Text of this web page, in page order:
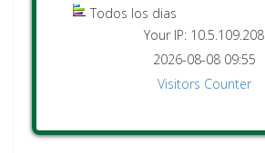
Todos los dias
Your IP: 10.5.109.208
2026-08-08 09:55
Visitors Counter